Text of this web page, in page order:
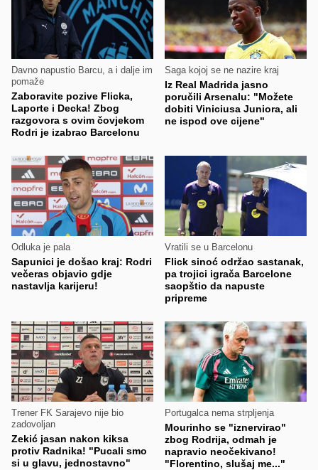
Davno napustio Barcu, a i dalje im
pomaže
Zaboravite pozive Flicka,
Laporte i Decka! Zbog
razgovora s ovim čovjekom
Rodri je izabrao Barcelonu
Saga kojoj se ne nazire kraj
Iz Real Madrida jasno
poručili Arsenalu: "Možete
dobiti Viniciusa Juniora, ali
ne ispod ove cijene"
Odluka je pala
Sapunici je došao kraj: Rodri
večeras objavio gdje
nastavlja karijeru!
Vratili se u Barcelonu
Flick sinoć održao sastanak,
pa trojici igrača Barcelone
saopštio da napuste
pripreme
Trener FK Sarajevo nije bio
zadovoljan
Zekić jasan nakon kiksa
protiv Radnika! "Pucali smo
si u glavu, jednostavno"
Portugalca nema strpljenja
Mourinho se "iznervirao"
zbog Rodrija, odmah je
napravio neočekivano!
"Florentino, slušaj me..."